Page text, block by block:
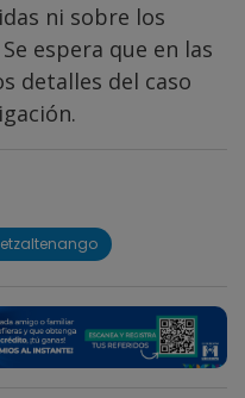
ni sobre los
espera que en las
detalles del caso